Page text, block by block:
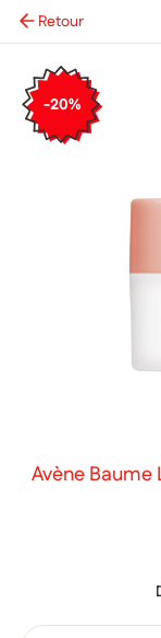
Retour
Avène Baume
-20%